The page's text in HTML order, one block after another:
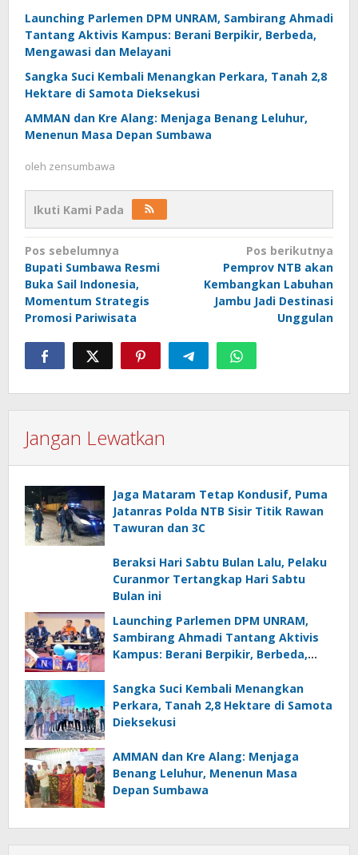
Launching Parlemen DPM UNRAM, Sambirang Ahmadi
Tantang Aktivis Kampus: Berani Berpikir, Berbeda,
Mengawasi dan Melayani
Sangka Suci Kembali Menangkan Perkara, Tanah 2,8
Hektare di Samota Dieksekusi
AMMAN dan Kre Alang: Menjaga Benang Leluhur,
Menenun Masa Depan Sumbawa
oleh zensumbawa
Ikuti Kami Pada
Navigasi
pos
Pos sebelumnya
Bupati Sumbawa Resmi
Buka Sail Indonesia,
Momentum Strategis
Promosi Pariwisata
Pos berikutnya
Pemprov NTB akan
Kembangkan Labuhan
Jambu Jadi Destinasi
Unggulan
Jangan Lewatkan
Jaga Mataram Tetap Kondusif, Puma
Jatanras Polda NTB Sisir Titik Rawan
Tawuran dan 3C
Beraksi Hari Sabtu Bulan Lalu, Pelaku
Curanmor Tertangkap Hari Sabtu
Bulan ini
Launching Parlemen DPM UNRAM,
Sambirang Ahmadi Tantang Aktivis
Kampus: Berani Berpikir, Berbeda,
Sangka Suci Kembali Menangkan
Perkara, Tanah 2,8 Hektare di Samota
Dieksekusi
AMMAN dan Kre Alang: Menjaga
Benang Leluhur, Menenun Masa
Depan Sumbawa